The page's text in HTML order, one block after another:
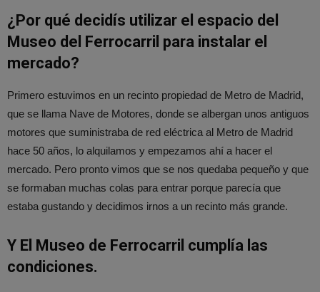
¿Por qué decidís utilizar el espacio del
Museo del Ferrocarril para instalar el
mercado?
Primero estuvimos en un recinto propiedad de Metro de Madrid,
que se llama Nave de Motores, donde se albergan unos antiguos
motores que suministraba de red eléctrica al Metro de Madrid
hace 50 años, lo alquilamos y empezamos ahí a hacer el
mercado. Pero pronto vimos que se nos quedaba pequeño y que
se formaban muchas colas para entrar porque parecía que
estaba gustando y decidimos irnos a un recinto más grande.
Y El Museo de Ferrocarril cumplía las
condiciones.